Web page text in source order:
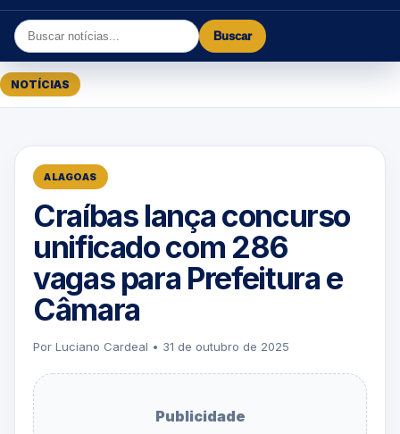
Buscar
NOTÍCIAS
ALAGOAS
Craíbas lança concurso
unificado com 286
vagas para Prefeitura e
Câmara
Por Luciano Cardeal • 31 de outubro de 2025
Publicidade